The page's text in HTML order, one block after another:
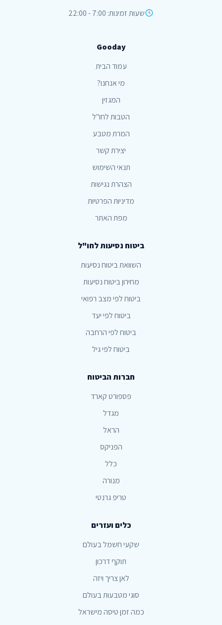
שעות זמינות: 7:00 - 22:00
Gooday
עמוד הבית
מי אנחנו?
המגזין
הטבות לחו"ל
המרת מטבע
יצירת קשר
תנאי השימוש
הצהרת נגישות
מדיניות הפרטיות
מפת האתר
ביטוח נסיעות לחו"ל
השוואת ביטוח נסיעות
מחירון ביטוח נסיעות
ביטוח לפי מצב רפואי
ביטוח לפי יעד
ביטוח לפי הרחבה
ביטוח לפי גיל
חברות הביטוח
פספורט קארד
מגדל
הראל
הפניקס
כלל
מנורה
טריפ גרנטי
כלים ועזרים
שקעי חשמל בעולם
תוקף דרכון
לאן צריך ויזה
סוגי מטבעות בעולם
כמה זמן טיסה מישראל